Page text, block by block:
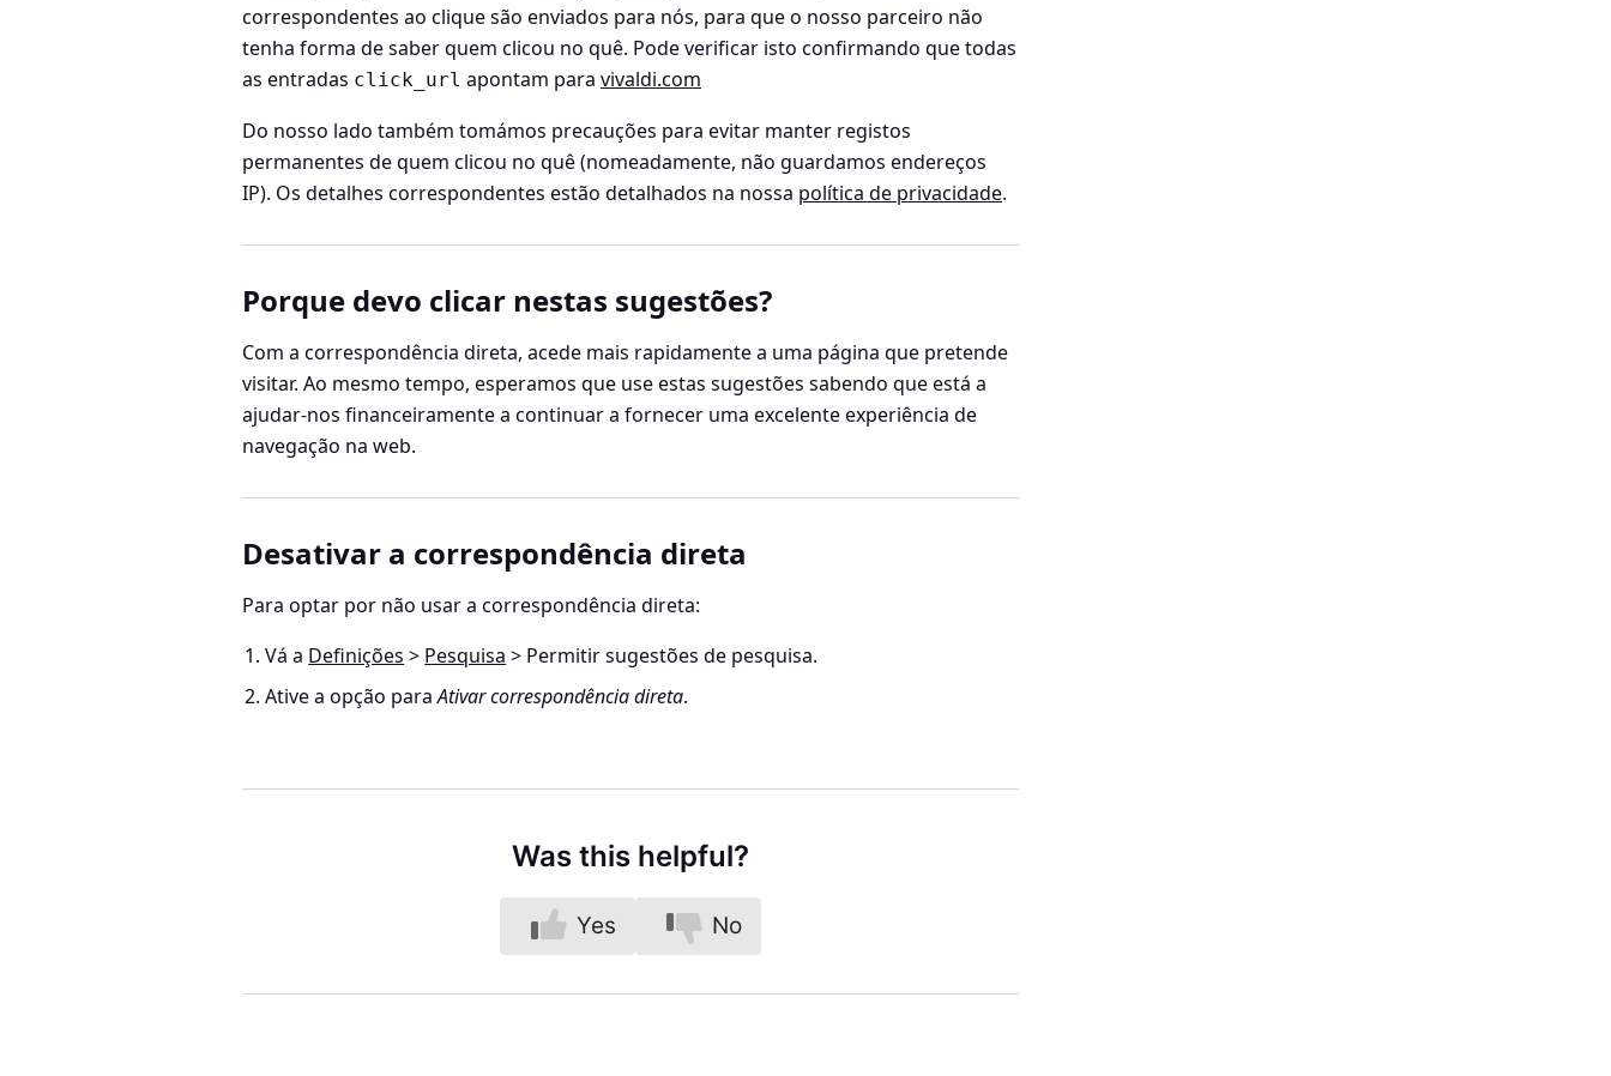
correspondentes ao clique são enviados para nós, para que o nosso parceiro não
tenha forma de saber quem clicou no quê. Pode verificar isto confirmando que todas
as entradas click_url apontam para vivaldi.com
Do nosso lado também tomámos precauções para evitar manter registos
permanentes de quem clicou no quê (nomeadamente, não guardamos endereços
IP). Os detalhes correspondentes estão detalhados na nossa política de privacidade.
Porque devo clicar nestas sugestões?
Com a correspondência direta, acede mais rapidamente a uma página que pretende
visitar. Ao mesmo tempo, esperamos que use estas sugestões sabendo que está a
ajudar-nos financeiramente a continuar a fornecer uma excelente experiência de
navegação na web.
Desativar a correspondência direta
Para optar por não usar a correspondência direta:
Vá a Definições > Pesquisa > Permitir sugestões de pesquisa.
Ative a opção paraAtivar correspondência direta.
Was this helpful?
Yes No